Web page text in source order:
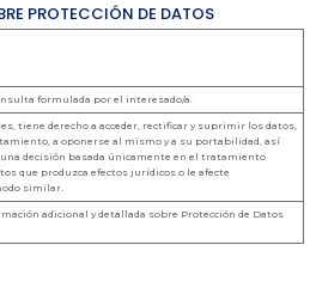
PROTECCIÓN DE DATOS
formulada por el interesado/a.
tiene derecho a acceder, rectificar y suprimir los datos,
a oponerse al mismo y a su portabilidad, así
una decisión basada únicamente en el tratamiento
que produzca efectos jurídicos o le afecte
similar.
adicional y detallada sobre Protección de Datos